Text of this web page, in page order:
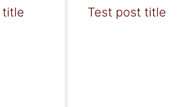
title Test post title